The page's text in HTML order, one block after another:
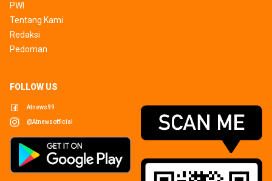
PWI
Tentang Kami
Redaksi
Pedoman
FOLLOW US
Atnews99
@atnewsofficial